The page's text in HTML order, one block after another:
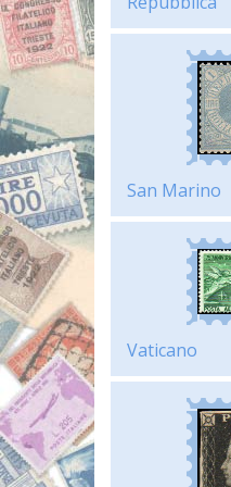
San Marino
Vaticano